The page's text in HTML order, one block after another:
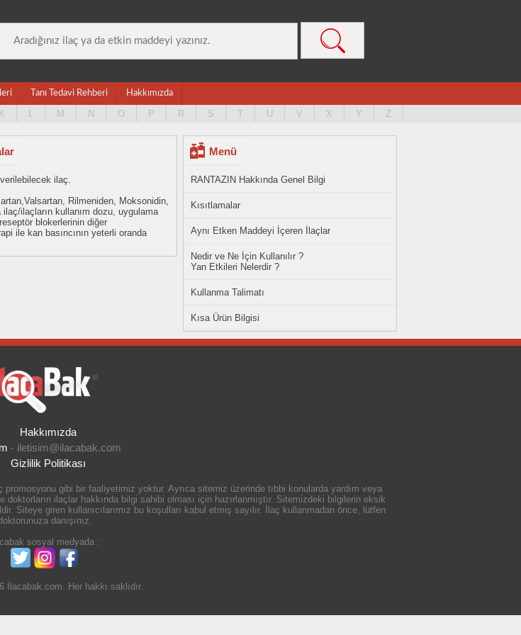
Tanı Tedavi Rehberi Hakkımızda
K L M N O P R S T U V X Y Z
ilaç.
Rilmeniden, Moksonidin,
ilaçların kullanım dozu, uygulama
blokerlerinin diğer
ile kan basıncının yeterli oranda
Menü
RANTAZIN Hakkında Genel Bilgi
Kısıtlamalar
Aynı Etken Maddeyi İçeren İlaçlar
Nedir ve Ne İçin Kullanılır ?
Yan Etkileri Nelerdir ?
Kullanma Talimatı
Kısa Ürün Bilgisi
Hakkımızda
- iletisim@ilacabak.com
Gizlilik Politikası
gibi bir faaliyetimiz yoktur. Ayrıca sitemiz üzerinde tıbbi konularda yardım veya
ilaçlar hakkında bilgi sahibi olması için hazırlanmıştır. Sitemizdeki bilgilerin eksik
Siteye giren kullanıcılarımız bu koşulları kabul etmiş sayılır. İlaç kullanmadan önce, lütfen
danışınız.
sosyal medyada :
İlacabak.com. Her hakkı saklıdır.